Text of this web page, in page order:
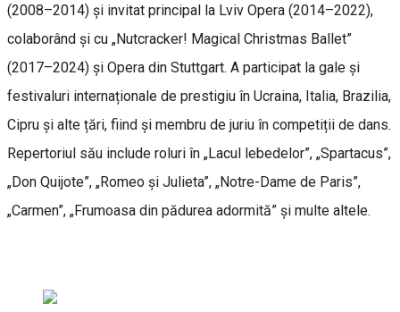
(2008–2014) și invitat principal la Lviv Opera (2014–2022),
colaborând și cu „Nutcracker! Magical Christmas Ballet”
(2017–2024) și Opera din Stuttgart. A participat la gale și
festivaluri internaționale de prestigiu în Ucraina, Italia, Brazilia,
Cipru și alte țări, fiind și membru de juriu în competiții de dans.
Repertoriul său include roluri în „Lacul lebedelor”, „Spartacus”,
„Don Quijote”, „Romeo și Julieta”, „Notre-Dame de Paris”,
„Carmen”, „Frumoasa din pădurea adormită” și multe altele.